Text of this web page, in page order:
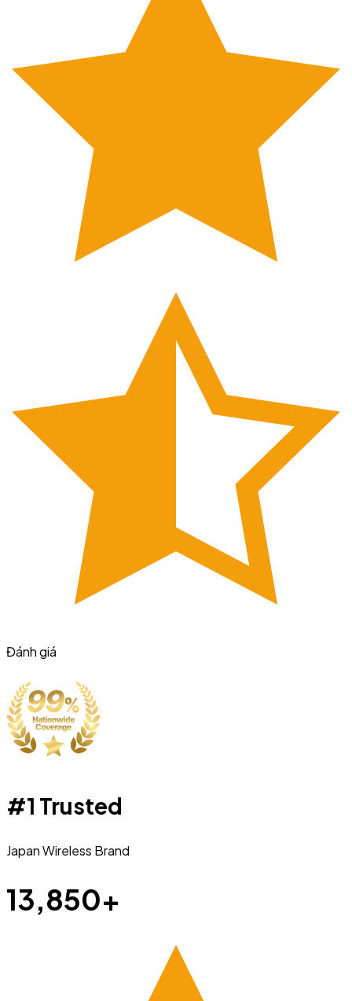
Đánh giá
#1 Trusted
Japan Wireless Brand
13,850+